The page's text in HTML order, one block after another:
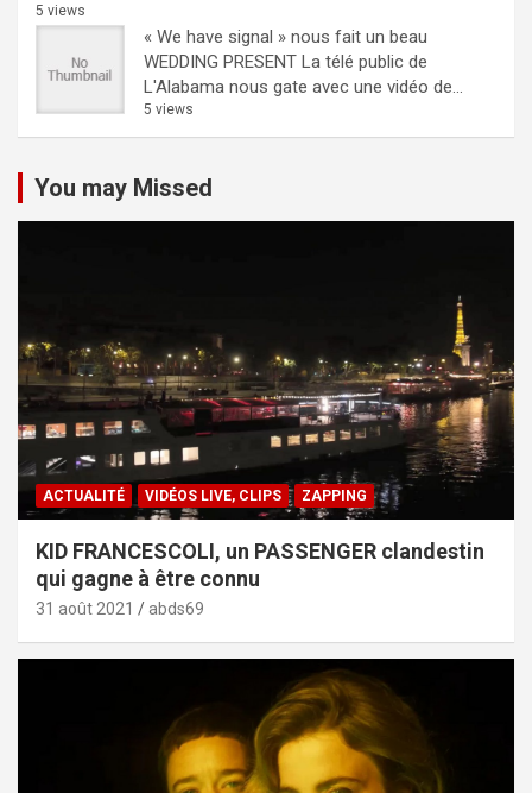
5 views
« We have signal » nous fait un beau
WEDDING PRESENT La télé public de
L'Alabama nous gate avec une vidéo de...
5 views
You may Missed
ACTUALITÉ VIDÉOS LIVE, CLIPS ZAPPING
KID FRANCESCOLI, un PASSENGER clandestin
qui gagne à être connu
31 août 2021 abds69